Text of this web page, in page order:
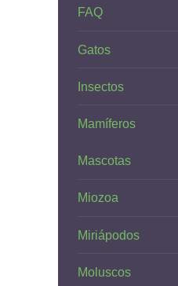
FAQ
Gatos
Insectos
Mamíferos
Mascotas
Miozoa
Miriápodos
Moluscos